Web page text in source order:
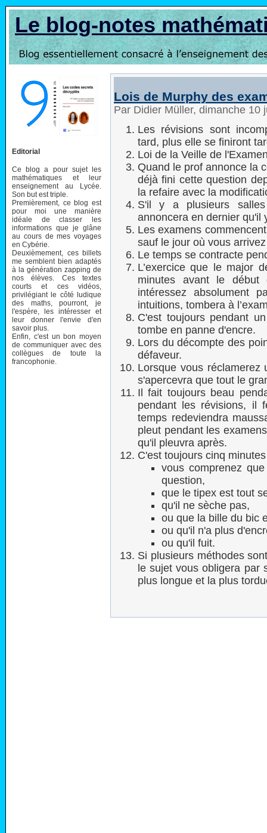
Le blog-notes
Editorial
Ce blog a pour sujet les
mathématiques et leur
enseignement au Lycée.
Son but est triple.
Premièrement, ce blog est
pour moi une manière
idéale de classer les
informations que je glâne
au cours de mes voyages
en Cybérie.
Deuxièmement, ces billets
me semblent bien adaptés
à la génération zapping de
nos élèves. Ces textes
courts et ces vidéos,
privilégiant le côté ludique
des maths, pourront, je
l'espère, les intéresser et
leur donner l'envie d'en
savoir plus.
Enfin, c'est un bon moyen
de communiquer avec des
collègues de toute la
francophonie.
Lois de Murphy des
Par Didier Müller, dimanche 10
Les révisions sont
tard, plus elle se finiront
Loi de la Veille de
Quand le prof annonce la
déjà fini cette question
la refaire avec la
S'il y a plusieurs
annoncera en dernier qu'il
Les examens
sauf le jour où vous
Le temps se contracte
L’exercice que le major
minutes avant le début
intéressez absolument
intuitions, tombera à
C'est toujours pendant
tombe en panne d'encre.
Lors du décompte des
défaveur.
Lorsque vous
s'apercevra que tout le
Il fait toujours beau
pendant les révisions, il
temps redeviendra
pleut pendant les
qu'il pleuvra après.
C'est toujours cinq
vous comprenez
question,
que le tipex est tout
qu'il ne sèche pas,
ou que la bille du bic
ou qu'il n'a plus
ou qu'il fuit.
Si plusieurs méthodes
le sujet vous obligera par
plus longue et la plus